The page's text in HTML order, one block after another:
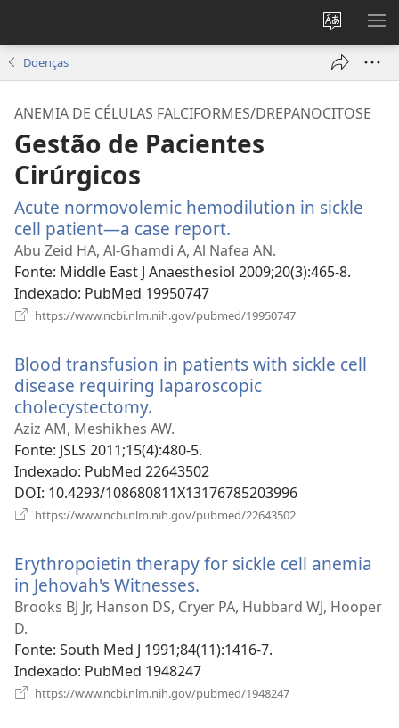
Alterar
a
língua
site
Doenças
ANEMIA DE CÉLULAS FALCIFORMES/DREPANOCITOSE
Gestão de Pacientes
Cirúrgicos
Acute normovolemic hemodilution in sickle
cell patient—a case report.
uma
nova
Abu Zeid HA, Al-Ghamdi A, Al Nafea AN.
Fonte‎: Middle East J Anaesthesiol 2009;20(3):465-8.
Indexado‎: PubMed 19950747
https://www.ncbi.nlm.nih.gov/pubmed/19950747
janela)
Blood transfusion in patients with sickle cell
disease requiring laparoscopic
cholecystectomy.
uma
nova
janela)
Aziz AM, Meshikhes AW.
Fonte‎: JSLS 2011;15(4):480-5.
Indexado‎: PubMed 22643502
DOI‎: 10.4293/108680811X13176785203996
https://www.ncbi.nlm.nih.gov/pubmed/22643502
janela)
Erythropoietin therapy for sickle cell anemia
in Jehovah's Witnesses.
uma
janela)
Brooks BJ Jr, Hanson DS, Cryer PA, Hubbard WJ, Hooper
D.
Fonte‎: South Med J 1991;84(11):1416-7.
Indexado‎: PubMed 1948247
https://www.ncbi.nlm.nih.gov/pubmed/1948247